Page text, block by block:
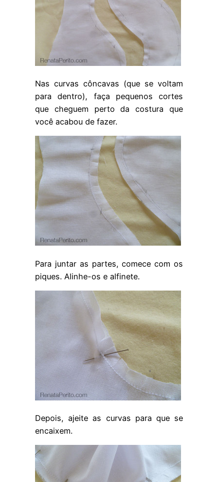
Nas curvas côncavas (que se voltam
para dentro), faça pequenos cortes
que cheguem perto da costura que
você acabou de fazer.
Para juntar as partes, comece com os
piques. Alinhe-os e alfinete.
Depois, ajeite as curvas para que se
encaixem.